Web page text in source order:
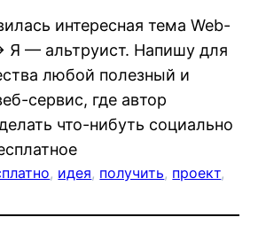
интересная тема Web-
Я — альтруист. Напишу для
любой полезный и
сервис, где автор
что-нибуть социально
, идея, получить, проект